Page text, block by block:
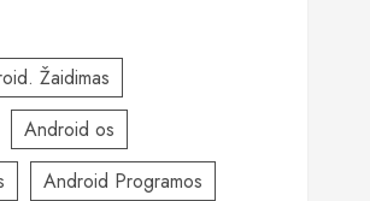
Žaidimas
Android os
Android Programos